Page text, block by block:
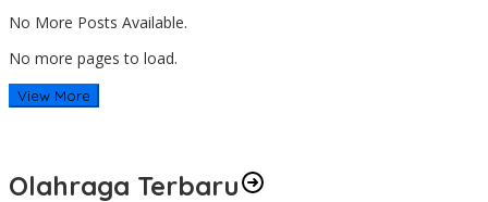
No More Posts Available.
No more pages to load.
View More
Olahraga Terbaru